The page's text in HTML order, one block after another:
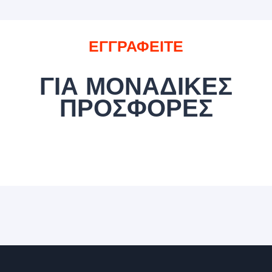
ΕΓΓΡΑΦΕΙΤΕ
ΓΙΑ ΜΟΝΑΔΙΚΕΣ
ΠΡΟΣΦΟΡΕΣ